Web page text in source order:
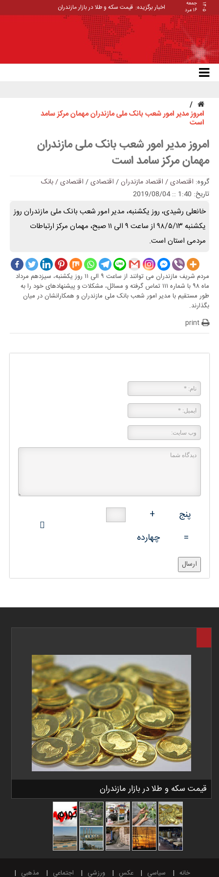
۱۴۰۵
جمعه
۱۶ مرد
اخبار برگزیده: قیمت سکه و طلا در بازار مازندران
امروز مدیر امور شعب بانک ملی مازندران مهمان مرکز سامد
است
امروز مدیر امور شعب بانک ملی مازندران
مهمان مرکز سامد است
گروه: اقتصادی / اقتصاد مازندران/ اقتصادی/ اقتصادی / بانک
تاریخ: 1:40 :: 2019/08/04
خانعلی رشیدی، روز یکشنبه، مدیر امور شعب بانک ملی مازندران روز
یکشنبه ۹۸/۵/۱۳ از ساعت ۹ الی ۱۱ صبح، مهمان مرکز ارتباطات
مردمی استان است.
مردم شریف مازندران می توانند از ساعت ۹ الی ۱۱ روز یکشنبه، سیزدهم مرداد
ماه ۹۸ با شماره ۱۱۱ تماس گرفته و مسائل، مشکلات و پیشنهادهای خود را به
طور مستقیم با مدیر امور شعب بانک ملی مازندران و همکارانشان در میان
بگذارند.
print
پنج
+
=
چهارده
ارسال
قیمت سکه و طلا در بازار مازندران
خانه سیاسی عکس ورزشی اجتماعی مذهبی